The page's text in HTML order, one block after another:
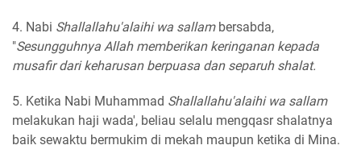
4. Nabi Shallallahu'alaihi wa sallambersabda,
"Sesungguhnya Allah memberikan keringanan kepada
musafir dari keharusan berpuasa dan separuh shalat.
5. Ketika Nabi Muhammad Shallallahu'alaihi wa sallam
melakukan haji wada', beliau selalu mengqasr shalatnya
baik sewaktu bermukim di mekah maupun ketika di Mina.